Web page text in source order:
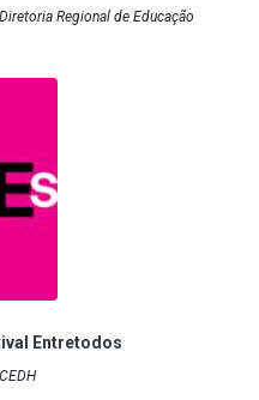
Regional de Educação
Entretodos